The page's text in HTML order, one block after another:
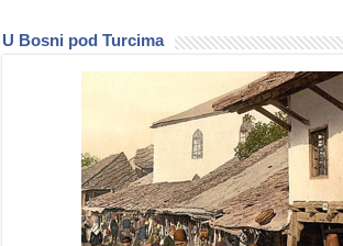
U Bosni pod Turcima